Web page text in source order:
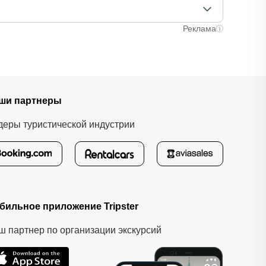
оплата полностью происходит на сайте.
Реклама
партнеры
туристической индустрии
приложение Tripster
партнер по организации экскурсий